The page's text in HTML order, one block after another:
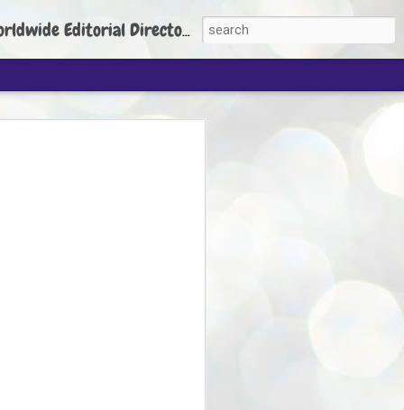
Director: Prem Chandran
people's
Party founder Abhijeet Dipke has said
is to strengthen its organisation
and it does not aim at entering